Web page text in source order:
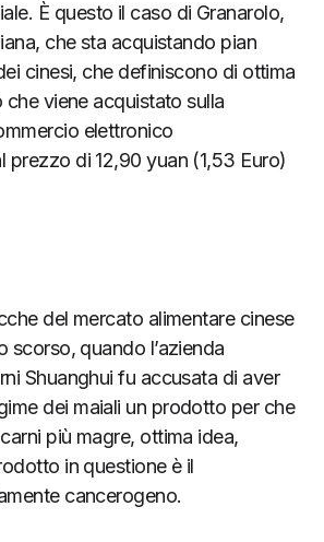
È questo il caso di Granarolo,
che sta acquistando pian
cinesi, che definiscono di ottima
che viene acquistato sulla
elettronico
prezzo di 12,90 yuan (1,53 Euro)
del mercato alimentare cinese
scorso, quando l’azienda
Shuanghui fu accusata di aver
dei maiali un prodotto per che
più magre, ottima idea,
in questione è il
cancerogeno.